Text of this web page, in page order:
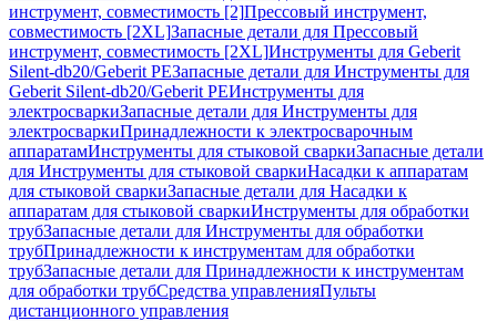
инструмент, совместимость [2]Прессовый инструмент,
совместимость [2XL]Запасные детали для Прессовый
инструмент, совместимость [2XL]Инструменты для Geberit
Silent-db20/Geberit PEЗапасные детали для Инструменты для
Geberit Silent-db20/Geberit PEИнструменты для
электросваркиЗапасные детали для Инструменты для
электросваркиПринадлежности к электросварочным
аппаратамИнструменты для стыковой сваркиЗапасные детали
для Инструменты для стыковой сваркиНасадки к аппаратам
для стыковой сваркиЗапасные детали для Насадки к
аппаратам для стыковой сваркиИнструменты для обработки
трубЗапасные детали для Инструменты для обработки
трубПринадлежности к инструментам для обработки
трубЗапасные детали для Принадлежности к инструментам
для обработки трубСредства управленияПульты
дистанционного управления